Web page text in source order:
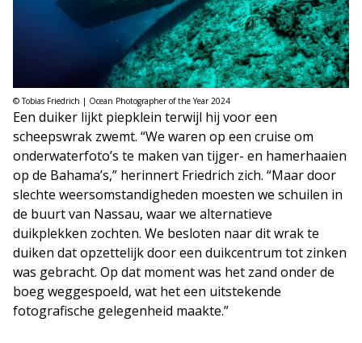
© Tobias Friedrich | Ocean Photographer of the Year 2024
Een duiker lijkt piepklein terwijl hij voor een
scheepswrak zwemt. “We waren op een cruise om
onderwaterfoto’s te maken van tijger- en hamerhaaien
op de Bahama’s,” herinnert Friedrich zich. “Maar door
slechte weersomstandigheden moesten we schuilen in
de buurt van Nassau, waar we alternatieve
duikplekken zochten. We besloten naar dit wrak te
duiken dat opzettelijk door een duikcentrum tot zinken
was gebracht. Op dat moment was het zand onder de
boeg weggespoeld, wat het een uitstekende
fotografische gelegenheid maakte.”